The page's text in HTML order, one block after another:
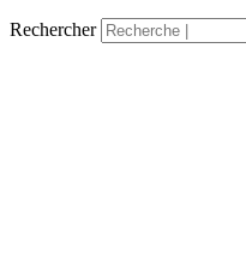
Rechercher